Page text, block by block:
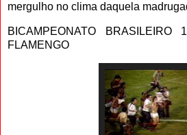
mergulho no clima daquela
BICAMPEONATO
FLAMENGO